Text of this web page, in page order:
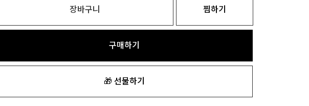
장바구니 찜하기
구매하기
🎁 선물하기